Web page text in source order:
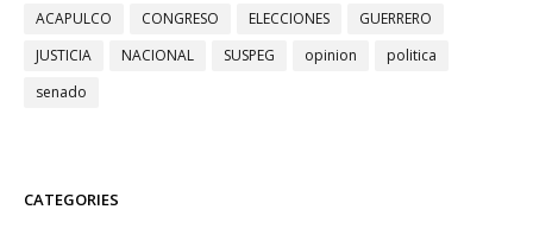
ACAPULCO CONGRESO ELECCIONES
GUERRERO
JUSTICIA
NACIONAL SUSPEG opinion
politica
senado
CATEGORIES